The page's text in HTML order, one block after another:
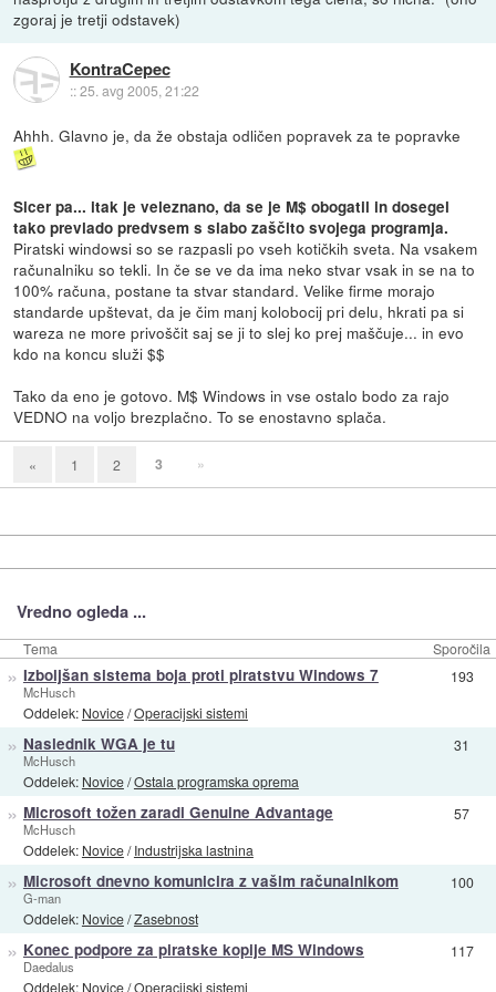
zgoraj je tretji odstavek)
KontraCepec
::25. avg 2005, 21:22
Ahhh. Glavno je, da že obstaja odličen popravek za te popravke
Sicer pa... itak je veleznano, da se je M$ obogatil in dosegel
tako prevlado predvsem s slabo zaščito svojega programja.
Piratski windowsi so se razpasli po vseh kotičkih sveta. Na vsakem
računalniku so tekli. In če se ve da ima neko stvar vsak in se na to
100% računa, postane ta stvar standard. Velike firme morajo
standarde upštevat, da je čim manj kolobocij pri delu, hkrati pa si
wareza ne more privoščit saj se ji to slej ko prej maščuje... in evo
kdo na koncu služi $$
Tako da eno je gotovo. M$ Windows in vse ostalo bodo za rajo
VEDNO na voljo brezplačno. To se enostavno splača.
« 1 2 3 »
Vredno ogleda ...
Tema Sporočila
» Izboljšan sistema boja proti piratstvu Windows 7
McHusch
Oddelek: Novice/Operacijski sistemi
193
» Naslednik WGA je tu
McHusch
Oddelek: Novice/Ostala programska oprema
31
» Microsoft tožen zaradi Genuine Advantage
McHusch
Oddelek: Novice/Industrijska lastnina
57
» Microsoft dnevno komunicira z vašim računalnikom
G-man
Oddelek: Novice/Zasebnost
100
» Konec podpore za piratske kopije MS Windows
Daedalus
Oddelek: Novice/Operacijski sistemi
117